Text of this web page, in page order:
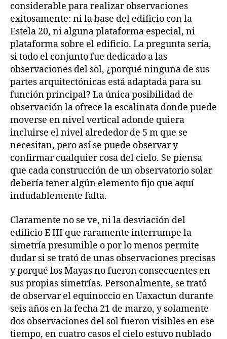
considerable para realizar observaciones
exitosamente: ni la base del edificio con la
Estela 20, ni alguna plataforma especial, ni
plataforma sobre el edificio. La pregunta sería,
si todo el conjunto fue dedicado a las
observaciones del sol, ¿porqué ninguna de sus
partes arquitectónicas está adaptada para su
función principal? La única posibilidad de
observación la ofrece la escalinata donde puede
moverse en nivel vertical adonde quiera
incluirse el nivel alrededor de 5 m que se
necesitan, pero así se puede observar y
confirmar cualquier cosa del cielo. Se piensa
que cada construcción de un observatorio solar
debería tener algún elemento fijo que aquí
indudablemente falta.
Claramente no se ve, ni la desviación del
edificio E III que raramente interrumpe la
simetría presumible o por lo menos permite
dudar si se trató de unas observaciones precisas
y porqué los Mayas no fueron consecuentes en
sus propias simetrías. Personalmente, se trató
de observar el equinoccio en Uaxactun durante
seis años en la fecha 21 de marzo, y solamente
dos observaciones del sol fueron visibles en ese
tiempo, en cuatro casos el cielo estuvo nublado